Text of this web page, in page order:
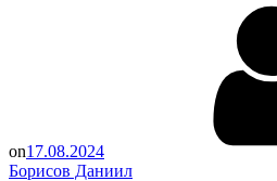
on17.08.2024
Борисов Даниил